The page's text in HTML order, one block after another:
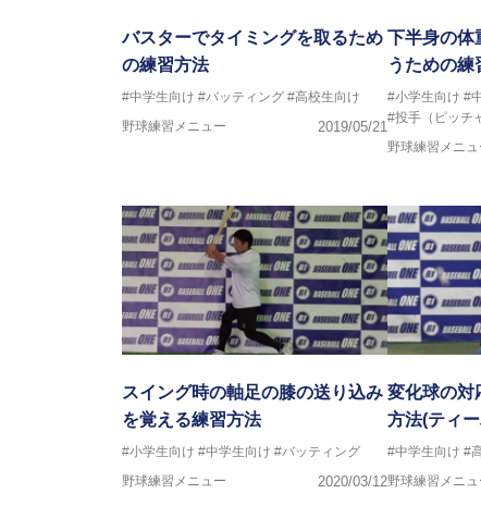
バスターでタイミングを取るため
の練習方法
#中学生向け #バッティング #高校生向け
野球練習メニュー
2019/05/21
下半身の体
うための練
#小学生向け #
#投手（ピッチ
野球練習メニュ
スイング時の軸足の膝の送り込み
を覚える練習方法
#小学生向け #中学生向け #バッティング
野球練習メニュー
2020/03/12
変化球の対
方法(ティ
#中学生向け #
野球練習メニュ